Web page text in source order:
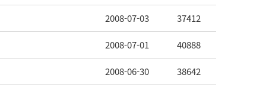
2008-07-03 37412
2008-07-01 40888
2008-06-30 38642